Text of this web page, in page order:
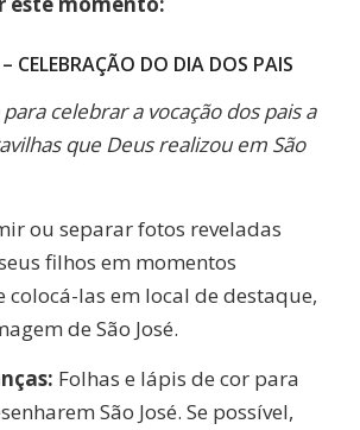
CELEBRAÇÃO DO DIA DOS PAIS
celebrar a vocação dos pais a
que Deus realizou em São
ou separar fotos reveladas
filhos em momentos
colocá-las em local de destaque,
de São José.
Folhas e lápis de cor para
São José. Se possível,